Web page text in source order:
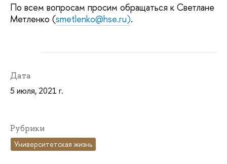
По всем вопросам просим обращаться к Светлане
Метленко (smetlenko@hse.ru).
Дата
5 июля, 2021 г.
Рубрики
Университетская жизнь